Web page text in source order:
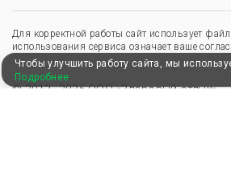
Для корректной работы сайт использует
использования сервиса означает ваше
© 2013–2026 ООО «Здоровый отдых»
Чтобы улучшить работу сайта, мы
Подробнее